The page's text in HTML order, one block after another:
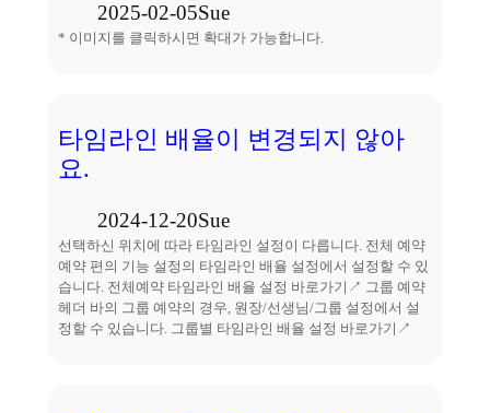
2025-02-05Sue
* 이미지를 클릭하시면 확대가 가능합니다.
타임라인 배율이 변경되지 않아
요.
2024-12-20Sue
선택하신 위치에 따라 타임라인 설정이 다릅니다. 전체 예약
예약 편의 기능 설정의 타임라인 배율 설정에서 설정할 수 있
습니다. 전체예약 타임라인 배율 설정 바로가기↗ 그룹 예약
헤더 바의 그룹 예약의 경우, 원장/선생님/그룹 설정에서 설
정할 수 있습니다. 그룹별 타임라인 배율 설정 바로가기↗